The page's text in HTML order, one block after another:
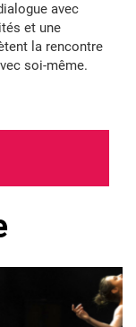
avec
et une
la rencontre
soi-même.